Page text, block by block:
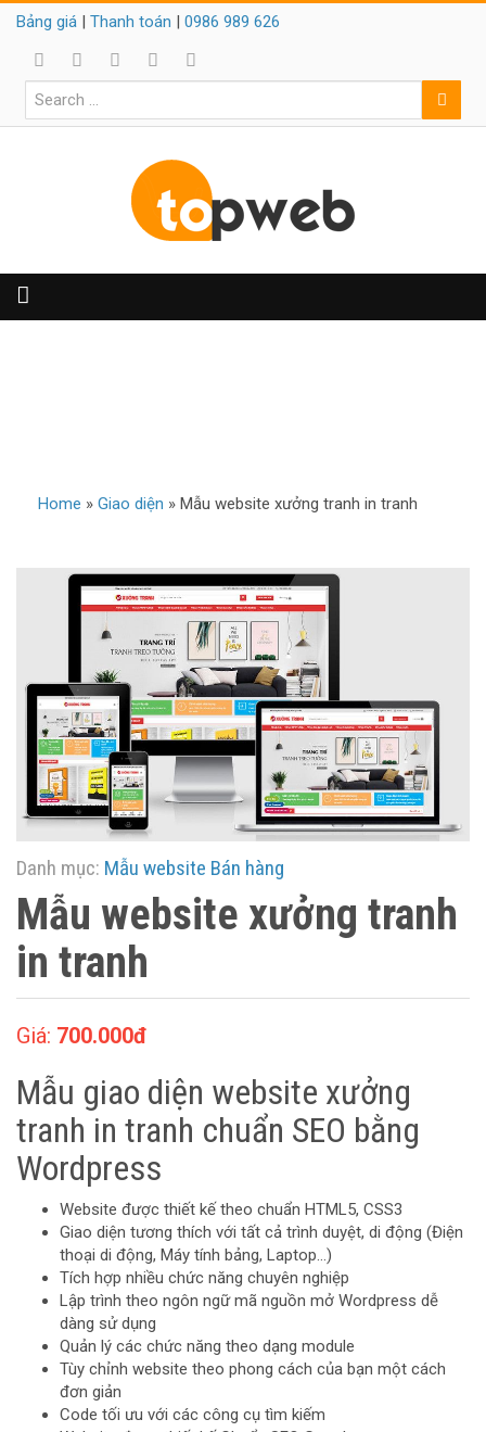
Bảng giá | Thanh toán | 0986 989 626
Home » Giao diện » Mẫu website xưởng tranh in tranh
Danh mục: Mẫu website Bán hàng
Mẫu website xưởng tranh
in tranh
Giá: 700.000đ
Mẫu giao diện website xưởng
tranh in tranh chuẩn SEO bằng
Wordpress
Website được thiết kế theo chuẩn HTML5, CSS3
Giao diện tương thích với tất cả trình duyệt, di động (Điện
thoại di động, Máy tính bảng, Laptop…)
Tích hợp nhiều chức năng chuyên nghiệp
Lập trình theo ngôn ngữ mã nguồn mở Wordpress dễ
dàng sử dụng
Quản lý các chức năng theo dạng module
Tùy chỉnh website theo phong cách của bạn một cách
đơn giản
Code tối ưu với các công cụ tìm kiếm